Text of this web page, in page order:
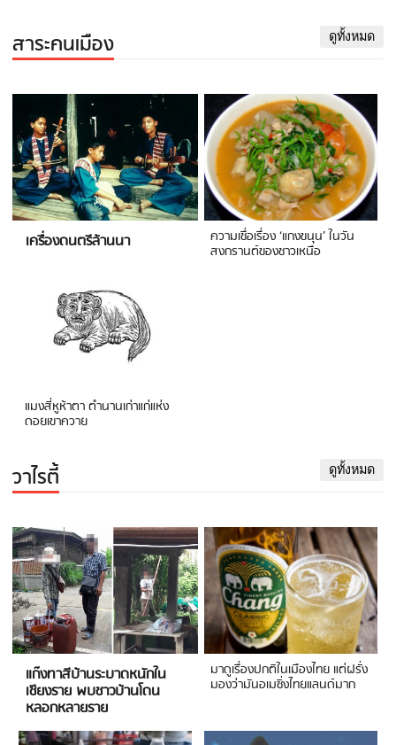
สาระคนเมือง ดูทั้งหมด
เครื่องดนตรีล้านนา ความเชื่อเรื่อง ‘แกงขนุน’ ในวัน
สงกรานต์ของชาวเหนือ
แมงสี่หูห้าตา ตำนานเก่าแก่แห่ง
ดอยเขาควาย
วาไรตี้ ดูทั้งหมด
แก๊งทาสีบ้านระบาดหนักใน
เชียงราย พบชาวบ้านโดน
หลอกหลายราย
มาดูเรื่องปกติในเมืองไทย แต่ฝรั่ง
มองว่ามันอเมซิ่งไทยแลนด์มาก